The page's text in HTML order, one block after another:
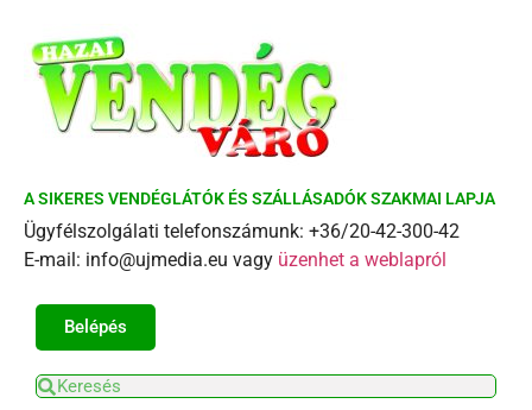
A SIKERES VENDÉGLÁTÓK ÉS SZÁLLÁSADÓK SZAKMAI LAPJA
Ügyfélszolgálati telefonszámunk: +36/20-42-300-42
E-mail: info@ujmedia.eu vagy üzenhet a weblapról
Belépés